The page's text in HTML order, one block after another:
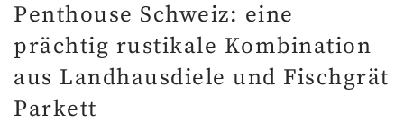
Penthouse Schweiz: eine
prächtig rustikale Kombination
aus Landhausdiele und Fischgrät
Parkett